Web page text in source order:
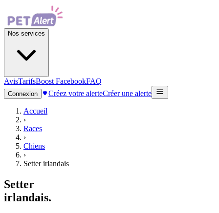
Nos services
AvisTarifsBoost FacebookFAQ
Connexion Créez votre alerteCréer une alerte
Accueil
›
Races
›
Chiens
›
Setter irlandais
Setter
irlandais.